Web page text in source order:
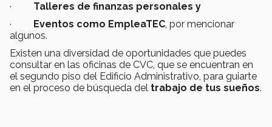
· Talleres de finanzas personales y
· Eventos como EmpleaTEC, por mencionar
algunos.
Existen una diversidad de oportunidades que puedes
consultar en las oficinas de CVC, que se encuentran en
el segundo piso del Edificio Administrativo, para guiarte
en el proceso de búsqueda del trabajo de tus sueños.